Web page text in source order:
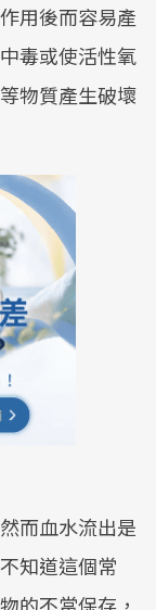
用後而容易產
毒或使活性氧
物質產生破壞
而血水流出是
知道這個常